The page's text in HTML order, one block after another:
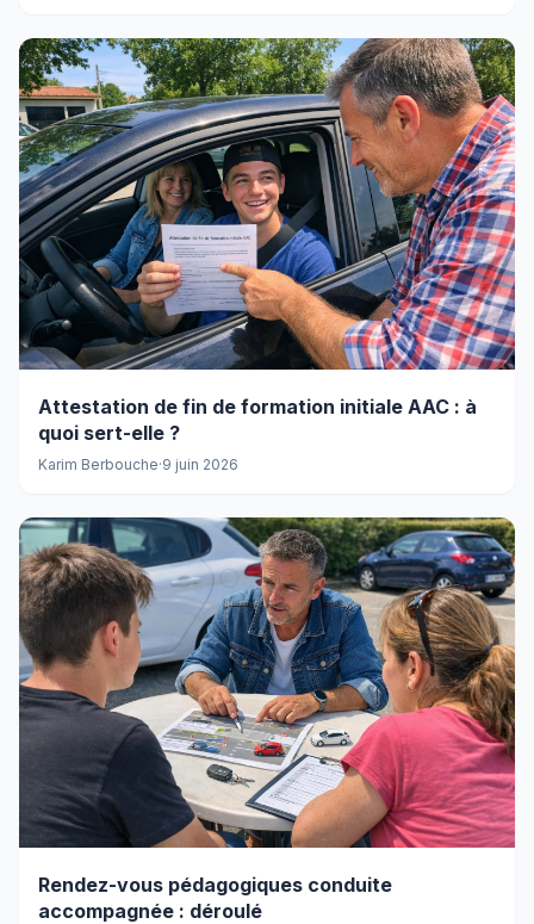
Attestation de fin de formation initiale AAC : à
quoi sert-elle ?
Karim Berbouche·9 juin 2026
Rendez-vous pédagogiques conduite
accompagnée : déroulé